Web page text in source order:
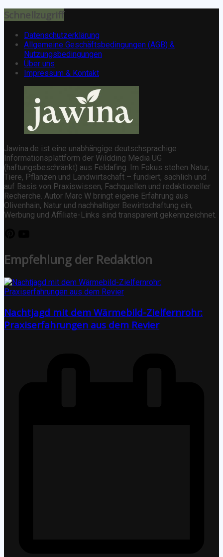
Schnellzugriff
Datenschutzerklärung
Allgemeine Geschäftsbedingungen (AGB) &
Nutzungsbedingungen
Über uns
Impressum & Kontakt
Jawina.de ist eine unabhängige deutschsprachige
Informationsplattform der Wildding Media UG
(haftungsbeschränkt) aus Feldafing. Im Fokus stehen Natur,
Tiere, Pflanzen und Landwirtschaft – fundiert, sachlich und
auf Basis von Praxiswissen, Fachquellen und redaktioneller
Recherche. Autor Marc W bringt eigene Erfahrung aus
Olivenhain, Natur und nachhaltiger Bewirtschaftung ein;
Werbung und Affiliate-Links sind transparent gekennzeichnet.
Empfehlung der Redaktion
Nachtjagd mit dem Wärmebild-Zielfernrohr:
Praxiserfahrungen aus dem Revier